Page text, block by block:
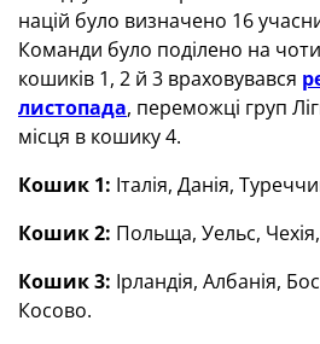
націй було визначено 16
Команди було поділено на
кошиків 1, 2 й 3 враховувався
листопада, переможці груп
місця в кошику 4.
Кошик 1: Італія, Данія,
Кошик 2: Польща, Уельс,
Кошик 3: Ірландія, Албанія,
Косово.